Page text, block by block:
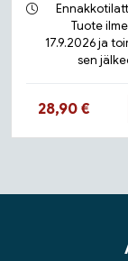
Tuote
17.9.2026 ja
sen
Hinta nyt
28,90 €